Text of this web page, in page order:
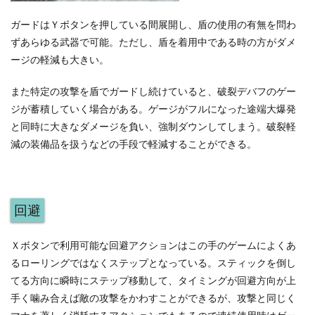
ガードはＹボタンを押している間展開し、盾の使用の有無を問わ
ずあらゆる武器で可能。ただし、盾を着用中である時の方がダメ
ージの軽減も大きい。
また特定の攻撃を盾でガードし続けていると、破裂デバフのゲー
ジが蓄積していく場合がある。ゲージがフルになった途端大爆発
と同時に大きなダメージを負い、強制ダウンしてしまう。破裂軽
減の装備品を扱うなどの手段で軽減することができる。
回避
Ｘボタンで利用可能な回避アクションはこの手のゲームによくあ
るローリングではなくステップとなっている。スティックを倒し
てる方向に瞬時にステップ移動して、タイミングが回避方向が上
手く噛み合えば敵の攻撃をかわすことができるが、攻撃と同じく